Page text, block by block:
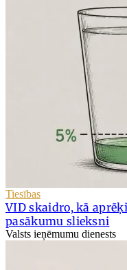
Tiesības
VID skaidro, kā
pasākumu slieksni
Valsts ieņēmumu dienests